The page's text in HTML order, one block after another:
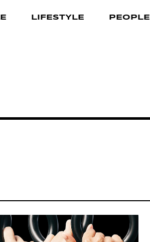
LIFESTYLE PEOPLE